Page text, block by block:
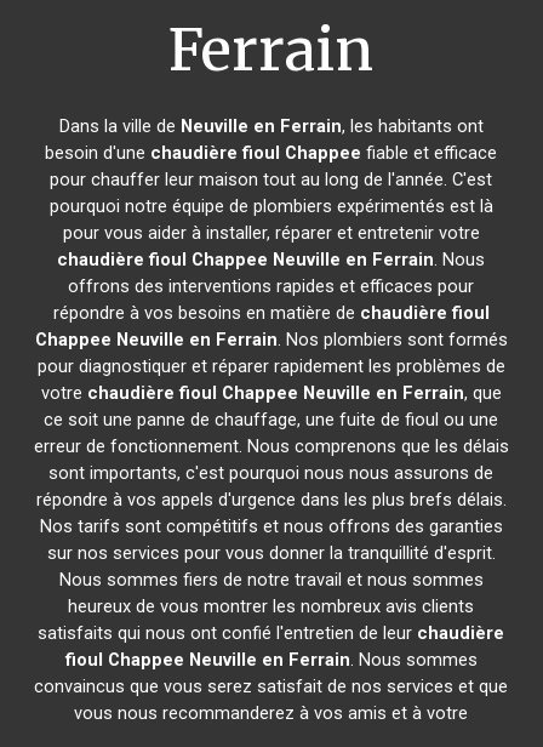
Ferrain
Dans la ville de Neuville en Ferrain, les habitants ont
besoin d'une chaudière fioul Chappee fiable et efficace
pour chauffer leur maison tout au long de l'année. C'est
pourquoi notre équipe de plombiers expérimentés est là
pour vous aider à installer, réparer et entretenir votre
chaudière fioul Chappee Neuville en Ferrain. Nous
offrons des interventions rapides et efficaces pour
répondre à vos besoins en matière de chaudière fioul
Chappee Neuville en Ferrain. Nos plombiers sont formés
pour diagnostiquer et réparer rapidement les problèmes de
votre chaudière fioul Chappee Neuville en Ferrain, que
ce soit une panne de chauffage, une fuite de fioul ou une
erreur de fonctionnement. Nous comprenons que les délais
sont importants, c'est pourquoi nous nous assurons de
répondre à vos appels d'urgence dans les plus brefs délais.
Nos tarifs sont compétitifs et nous offrons des garanties
sur nos services pour vous donner la tranquillité d'esprit.
Nous sommes fiers de notre travail et nous sommes
heureux de vous montrer les nombreux avis clients
satisfaits qui nous ont confié l'entretien de leur chaudière
fioul Chappee Neuville en Ferrain. Nous sommes
convaincus que vous serez satisfait de nos services et que
vous nous recommanderez à vos amis et à votre